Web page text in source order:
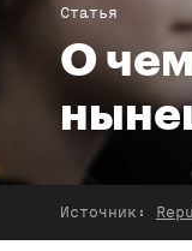
Статья
О
Источник: